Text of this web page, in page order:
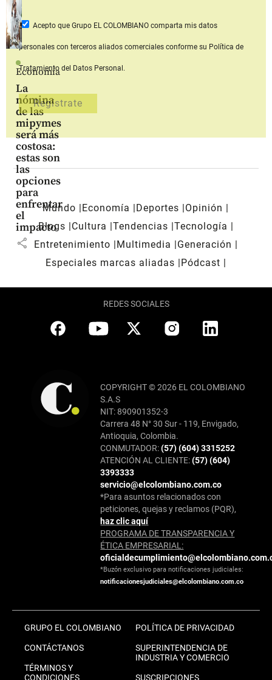
Economía
La
nómina
de las
mipymes
será más
costosa:
estas son
las
opciones
para
enfrentar
el
impacto
share
Acepto que Grupo EL COLOMBIANOcomparta mis datos
personales con terceros aliados comerciales conforme su Política de
Tratamiento del Datos Personal.
Mundo Economía Deportes
Opinión
Blogs
Cultura Tendencias Tecnología
Entretenimiento
Multimedia
Generación
Especiales marcas aliadas
Pódcast
REDES SOCIALES
COPYRIGHT © 2026 EL COLOMBIANO
S.A.S
NIT: 890901352-3
Carrera 48 N° 30 Sur - 119, Envigado,
Antioquia, Colombia.
CONMUTADOR:(57) (604) 3315252
ATENCIÓN AL CLIENTE:(57) (604)
3393333
servicio@elcolombiano.com.co
*Para asuntos relacionados con
peticiones, quejas y reclamos (PQR),
haz clic aquí
PROGRAMA DE TRANSPARENCIA Y
ÉTICA EMPRESARIAL:
*Buzón exclusivo para notificaciones judiciales:
notificacionesjudiciales@elcolombiano.com.co
GRUPO EL COLOMBIANO
CONTÁCTANOS
TÉRMINOS Y
CONDICIONES
POLÍTICA DE PRIVACIDAD
SUPERINTENDENCIA DE
INDUSTRIA Y COMERCIO
SUSCRIPCIONES